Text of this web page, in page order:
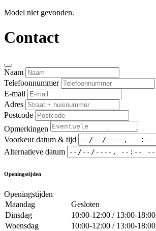
Model niet gevonden.
Contact
Naam
Telefoonnummer
E-mail
Adres
Postcode
Opmerkingen
Voorkeur datum & tijd
Alternatieve datum
Openingstijden
Openingstijden
Maandag
Gesloten
Dinsdag
10:00-12:00 / 13:00-18:00
Woensdag
10:00-12:00 / 13:00-18:00